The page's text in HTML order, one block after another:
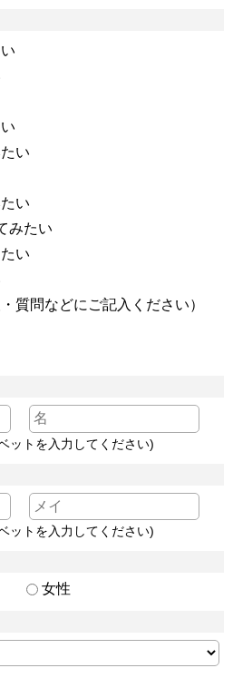
い
い
みたい
い
質問などにご記入ください）
ットを入力してください)
ットを入力してください)
女性